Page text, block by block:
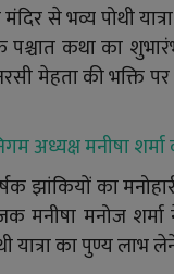
से भव्य पोथी
पश्चात कथा का
मेहता की भक्ति
अध्यक्ष मनीषा
झांकियों का
मनीषा मनोज
का पुण्य लाभ